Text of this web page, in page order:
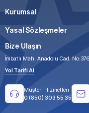
Kurumsal
Yasal Sözleşmeler
Bize Ulaşın
İmbatlı Mah. Anadolu Cad.
Yol Tarifi Al
Müşteri Hizmetleri
0 (850) 303 55 35